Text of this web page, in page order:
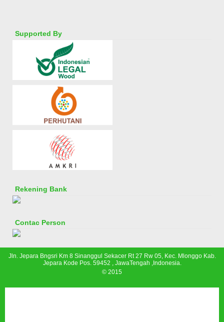
Supported By
Rekening Bank
Contac Person
Jln. Jepara Bngsri Km 8 Sinanggul Sekacer Rt 27 Rw 05, Kec. Mlonggo Kab.
Jepara Kode Pos. 59452 , JawaTengah ,Indonesia.
© 2015